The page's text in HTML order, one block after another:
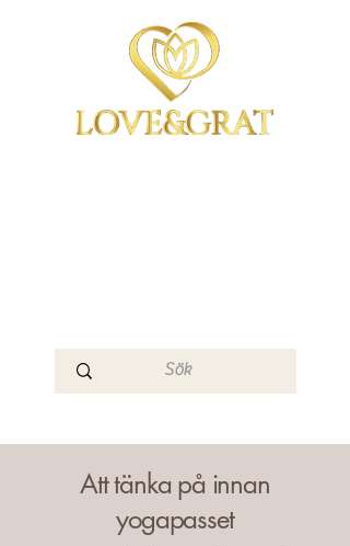
Att tänka på innan
yogapasset